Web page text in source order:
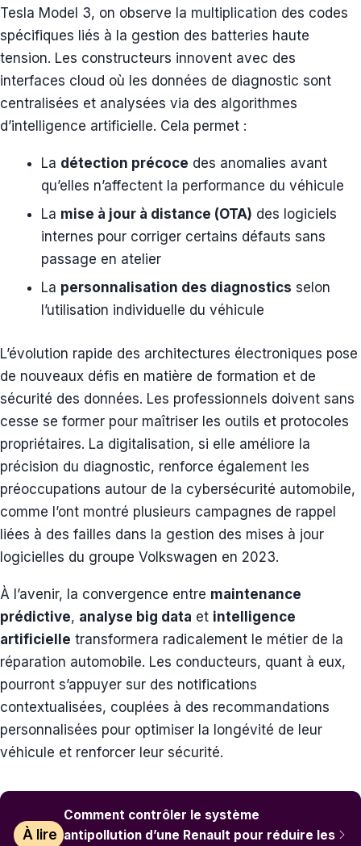
Tesla Model 3, on observe la multiplication des codes
spécifiques liés à la gestion des batteries haute
tension. Les constructeurs innovent avec des
interfaces cloud où les données de diagnostic sont
centralisées et analysées via des algorithmes
d’intelligence artificielle. Cela permet :
La détection précoce des anomalies avant
qu’elles n’affectent la performance du véhicule
La mise à jour à distance (OTA) des logiciels
internes pour corriger certains défauts sans
passage en atelier
La personnalisation des diagnostics selon
l’utilisation individuelle du véhicule
L’évolution rapide des architectures électroniques pose
de nouveaux défis en matière de formation et de
sécurité des données. Les professionnels doivent sans
cesse se former pour maîtriser les outils et protocoles
propriétaires. La digitalisation, si elle améliore la
précision du diagnostic, renforce également les
préoccupations autour de la cybersécurité automobile,
comme l’ont montré plusieurs campagnes de rappel
liées à des failles dans la gestion des mises à jour
logicielles du groupe Volkswagen en 2023.
À l’avenir, la convergence entre maintenance
prédictive, analyse big data et intelligence
artificielle transformera radicalement le métier de la
réparation automobile. Les conducteurs, quant à eux,
pourront s’appuyer sur des notifications
contextualisées, couplées à des recommandations
personnalisées pour optimiser la longévité de leur
véhicule et renforcer leur sécurité.
À lire
Comment contrôler le système
antipollution d’une Renault pour réduire les